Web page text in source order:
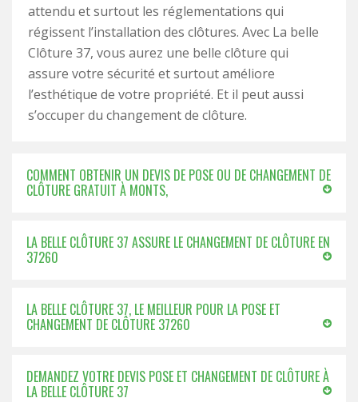
attendu et surtout les réglementations qui
régissent l’installation des clôtures. Avec La belle
Clôture 37, vous aurez une belle clôture qui
assure votre sécurité et surtout améliore
l’esthétique de votre propriété. Et il peut aussi
s’occuper du changement de clôture.
COMMENT OBTENIR UN DEVIS DE POSE OU DE CHANGEMENT DE
CLÔTURE GRATUIT À MONTS,
LA BELLE CLÔTURE 37 ASSURE LE CHANGEMENT DE CLÔTURE EN
37260
LA BELLE CLÔTURE 37, LE MEILLEUR POUR LA POSE ET
CHANGEMENT DE CLÔTURE 37260
DEMANDEZ VOTRE DEVIS POSE ET CHANGEMENT DE CLÔTURE À
LA BELLE CLÔTURE 37